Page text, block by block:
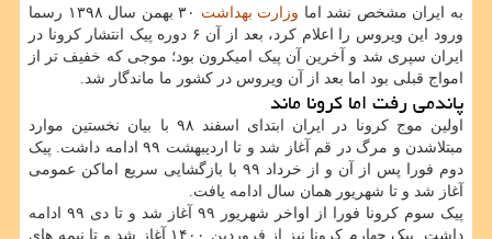
به ایران مشخص نشد اما وزارت بهداشت
۳۰ بهمن سال ۱۳۹۸ رسما
ورود این ویروس را اعلام کرد، بعد از آن ۶ دوره پیک انتشار کرونا در
ایران سپری شد و آخرین آن پیک امیکرون بود؛ موجی که خفیف تر از
امواج قبلی بود اما بعد از آن ویروس در کشور ما ماندگار شد.
پاندمی رفت اما کرونا ماند
اولین موج کرونا در ایران ابتدای اسفند ۹۸ با بیان نخستین موارد
مبتلاشدن و مرگ در قم آغاز شد و تا اردیبهشت ۹۹ ادامه داشت. پیک
دوم فورا پس از آن و از خرداد ۹۹ با بازگشایی سریع اماکن عمومی
آغاز شد و تا شهریور همان سال ادامه یافت.
پیک سوم کرونا فورا از اواخر شهریور ۹۹ آغاز شد و تا دی ۹۹ ادامه
داشت. پیک چهارم کرونا نیز از فروردین ۱۴۰۰ آغاز شد و تا نیمه های